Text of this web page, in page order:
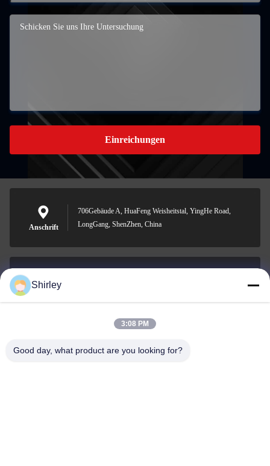
Einreichungen
Anschrift
706Gebäude A, HuaFeng Weisheitstal, YingHe Road,
LongGang, ShenZhen, China
E-Mail-Adresse
0086-18148506772
Shirley
3:08 PM
Good day, what product are you looking for?